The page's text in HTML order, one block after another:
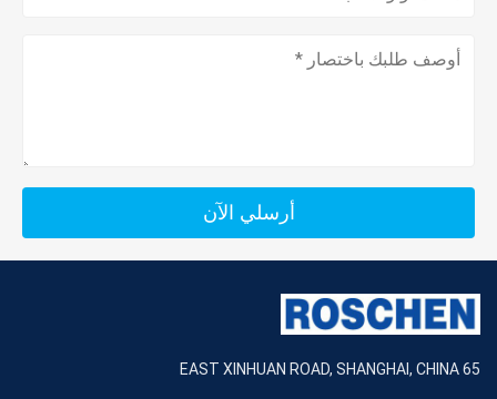
أرسلي الآن
65 EAST XINHUAN ROAD, SHANGHAI, CHINA